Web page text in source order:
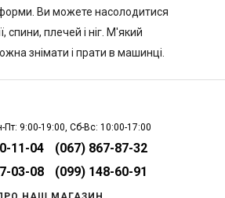
Ви можете насолодитися
плечей і ніг. М'який
знімати і прати в машинці.
Пт: 9:00-19:00, Сб-Вс: 10:00-17:00
11-04
(067) 867-87-32
03-08
(099) 148-60-91